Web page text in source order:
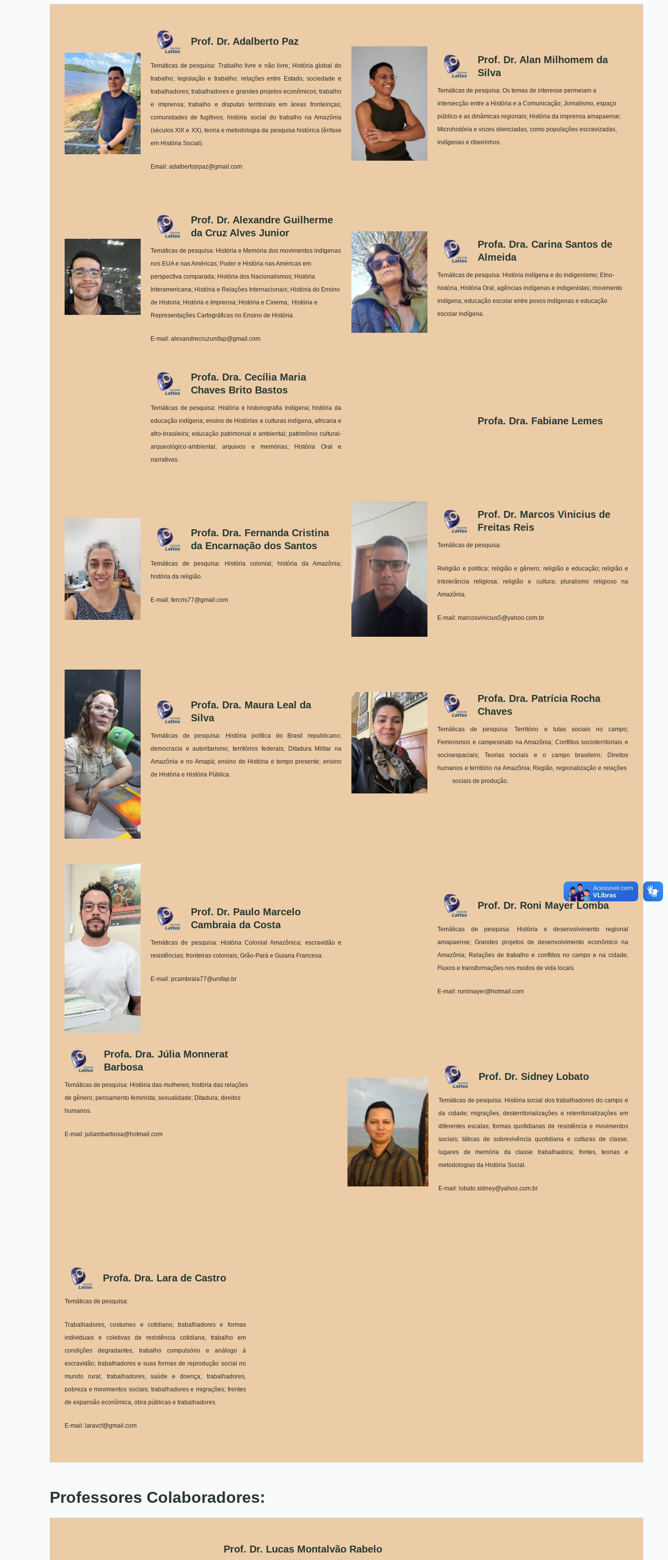
Prof. Dr. Adalberto Paz
Temáticas de pesquisa: Trabalho livre e não livre; História global do
trabalho; legislação e trabalho; relações entre Estado, sociedade e
trabalhadores; trabalhadores e grandes projetos econômicos; trabalho
e imprensa; trabalho e disputas territoriais em áreas fronteiriças;
comunidades de fugitivos; história social do trabalho na Amazônia
(séculos XIX e XX), teoria e metodologia da pesquisa histórica (ênfase
em História Social).
Email: adalbertojrpaz@gmail.com
Prof. Dr. Alan Milhomem da
Silva
Temáticas de pesquisa: Os temas de interesse permeiam a
intersecção entre a História e a Comunicação; Jornalismo, espaço
público e as dinâmicas regionais; História da imprensa amapaense;
Microhistória e vozes silenciadas, como populações escravizadas,
indígenas e ribeirinhos.
Prof. Dr. Alexandre Guilherme
da Cruz Alves Junior
Temáticas de pesquisa: História e Memória dos movimentos indígenas
nos EUA e nas Américas; Poder e História nas Américas em
perspectiva comparada; História dos Nacionalismos; História
Interamericana; História e Relações Internacionais; História do Ensino
de Historia; História e Imprensa; História e Cinema; História e
Representações Cartográficas no Ensino de História.
E-mail: alexandrecruzunifap@gmail.com
Profa. Dra. Carina Santos de
Almeida
Temáticas de pesquisa: História indígena e do indigenismo; Etno-
história, História Oral, agências indígenas e indigenistas; movimento
indígena; educação escolar entre povos indígenas e educação
escolar indígena.
Profa. Dra. Cecília Maria
Chaves Brito Bastos
Temáticas de pesquisa: História e historiografia indígena; história da
educação indígena; ensino de Histórias e culturas indígena, africana e
afro-brasileira; educação patrimonial e ambiental; patrimônio cultural-
arqueológico-ambiental; arquivos e memórias; História Oral e
narrativas.
Profa. Dra. Fabiane Lemes
Profa. Dra. Fernanda Cristina
da Encarnação dos Santos
Temáticas de pesquisa: História colonial; história da Amazônia;
história da religião.
E-mail: fercris77@gmail.com
Prof. Dr. Marcos Vinicius de
Freitas Reis
Temáticas de pesquisa:
Religião e politica; religião e gênero; religião e educação; religião e
intolerância religiosa; religião e cultura; pluralismo religioso na
Amazônia.
E-mail: marcosvinicius5@yahoo.com.br
Profa. Dra. Maura Leal da
Silva
Temáticas de pesquisa: História política do Brasil republicano;
democracia e autoritarismo; territórios federais; Ditadura Militar na
Amazônia e no Amapá; ensino de História e tempo presente; ensino
de História e História Pública.
Profa. Dra. Patrícia Rocha
Chaves
Temáticas de pesquisa: Território e lutas sociais no campo;
Feminismos e campesinato na Amazônia; Conflitos socioterritoriais e
socioespaciais; Teorias sociais e o campo brasileiro; Direitos
humanos e território na Amazônia; Região, regionalização e relações
sociais de produção.
Prof. Dr. Paulo Marcelo
Cambraia da Costa
Temáticas de pesquisa: História Colonial Amazônica; escravidão e
resistências; fronteiras coloniais; Grão-Pará e Guiana Francesa.
E-mail: pcambraia77@unifap.br
Prof. Dr. Roni Mayer Lomba
Temáticas de pesquisa: História e desenvolvimento regional
amapaense; Grandes projetos de desenvolvimento econômico na
Amazônia; Relações de trabalho e conflitos no campo e na cidade;
Fluxos e transformações nos modos de vida locais.
E-mail: ronimayer@hotmail.com
Profa. Dra. Júlia Monnerat
Barbosa
Temáticas de pesquisa: História das mulheres; história das relações
de gênero; pensamento feminista; sexualidade; Ditadura; direitos
humanos.
E-mail: juliambarbosa@hotmail.com
Prof. Dr. Sidney Lobato
Temáticas de pesquisa: História social dos trabalhadores do campo e
da cidade; migrações, desterritorializações e reterritorializações em
diferentes escalas; formas quotidianas de resistência e movimentos
sociais; táticas de sobrevivência quotidiana e culturas de classe;
lugares de memória da classe trabalhadora; fontes, teorias e
metodologias da História Social.
E-mail: lobato.sidney@yahoo.com.br
Profa. Dra. Lara de Castro
Temáticas de pesquisa:
Trabalhadores, costumes e cotidiano; trabalhadores e formas
individuais e coletivas de resistência cotidiana; trabalho em
condições degradantes, trabalho compulsório e análogo à
escravidão; trabalhadores e suas formas de reprodução social no
mundo rural; trabalhadores, saúde e doença; trabalhadores,
pobreza e movimentos sociais; trabalhadores e migrações; frentes
de expansão econômica, obra públicas e trabalhadores.
E-mail: laravcf@gmail.com
Professores Colaboradores:
Prof. Dr. Lucas Montalvão Rabelo